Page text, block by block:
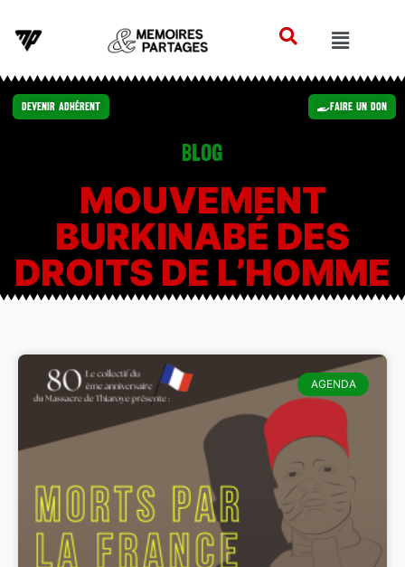
Devenir Adhérent Faire un Don
Blog
MOUVEMENT
BURKINABÉ DES
DROITS DE L’HOMME
AGENDA